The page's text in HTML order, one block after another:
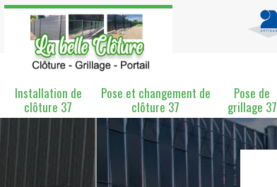
Installation de
clôture 37
Pose et changement de
clôture 37
Pose de
grillage 37